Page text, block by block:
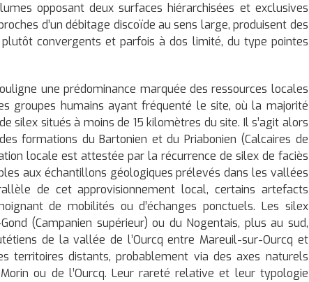
opposant deux surfaces hiérarchisées et exclusives
d’un débitage discoïde au sens large, produisent des
convergents et parfois à dos limité, du type pointes
une prédominance marquée des ressources locales
groupes humains ayant fréquenté le site, où la majorité
silex situés à moins de 15 kilomètres du site. Il s’agit alors
formations du Bartonien et du Priabonien (Calcaires de
locale est attestée par la récurrence de silex de faciès
aux échantillons géologiques prélevés dans les vallées
de cet approvisionnement local, certains artefacts
de mobilités ou d’échanges ponctuels. Les silex
(Campanien supérieur) ou du Nogentais, plus au sud,
de la vallée de l’Ourcq entre Mareuil-sur-Ourcq et
territoires distants, probablement via des axes naturels
ou de l’Ourcq. Leur rareté relative et leur typologie